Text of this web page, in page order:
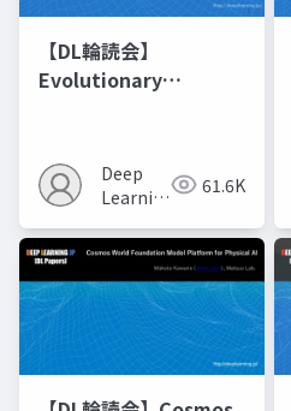
【DL輪読会】
Evolutionary
Recipes モデルマージ
の進化的最適化
Deep
Learning
61.6K